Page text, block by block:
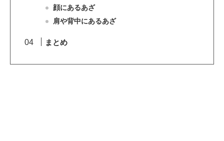
顔にあるあざ
肩や背中にあるあざ
まとめ